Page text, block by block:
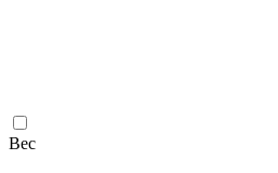
Вес